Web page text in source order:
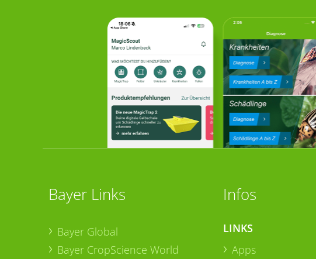
Bayer Links
Bayer Global
Bayer CropScience World
Infos
LINKS
Apps